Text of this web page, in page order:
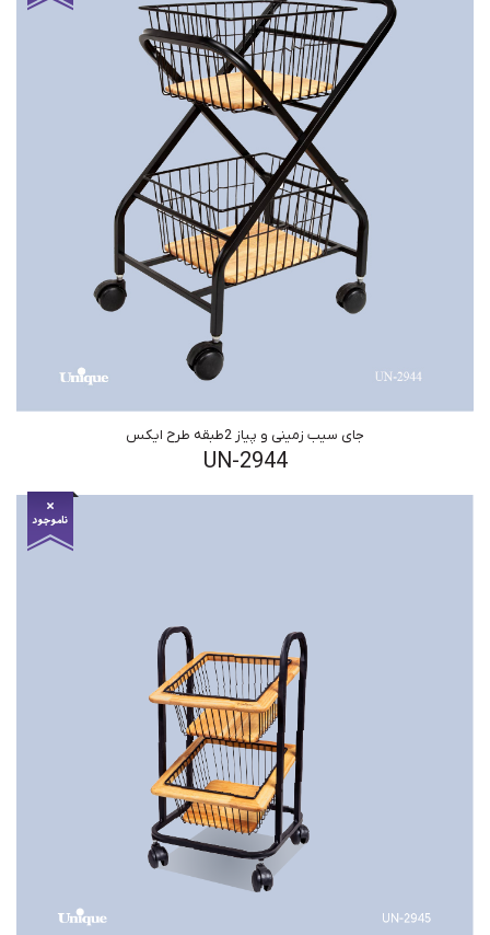
جای سیب زمینی و پیاز 2طبقه طرح ایکس
UN-2944